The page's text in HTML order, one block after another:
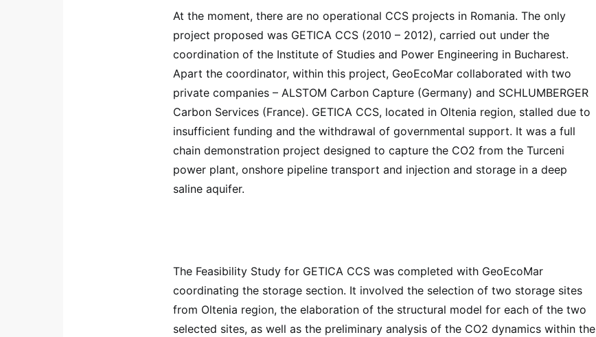
At the moment, there are no operational CCS projects in Romania. The only
project proposed was GETICA CCS (2010 – 2012), carried out under the
coordination of the Institute of Studies and Power Engineering in Bucharest.
Apart the coordinator, within this project, GeoEcoMar collaborated with two
private companies – ALSTOM Carbon Capture (Germany) and SCHLUMBERGER
Carbon Services (France). GETICA CCS, located in Oltenia region, stalled due to
insufficient funding and the withdrawal of governmental support. It was a full
chain demonstration project designed to capture the CO2 from the Turceni
power plant, onshore pipeline transport and injection and storage in a deep
saline aquifer.
The Feasibility Study for GETICA CCS was completed with GeoEcoMar
coordinating the storage section. It involved the selection of two storage sites
from Oltenia region, the elaboration of the structural model for each of the two
selected sites, as well as the preliminary analysis of the CO2 dynamics within the